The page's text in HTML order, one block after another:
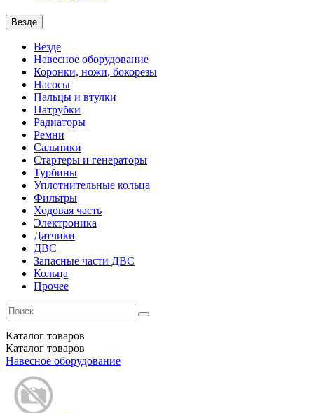
Везде
Везде
Навесное оборудование
Коронки, ножи, бокорезы
Насосы
Пальцы и втулки
Патрубки
Радиаторы
Ремни
Сальники
Стартеры и генераторы
Турбины
Уплотнительные кольца
Фильтры
Ходовая часть
Электроника
Датчики
ДВС
Запасные части ДВС
Кольца
Прочее
Каталог товаров
Каталог товаров
Навесное оборудование